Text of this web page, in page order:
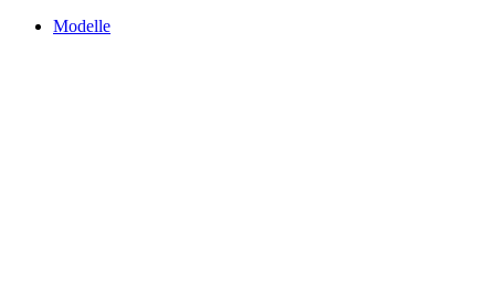
Modelle